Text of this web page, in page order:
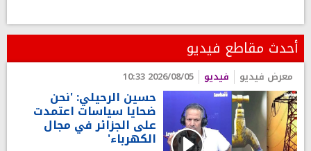
أحدث مقاطع فيديو
معرض فيديو فيديو 2026/08/05 10:33
حسين الرحيلي: 'نحن
ضحايا سياسات اعتمدت
على الجزائر في مجال
الكهرباء'